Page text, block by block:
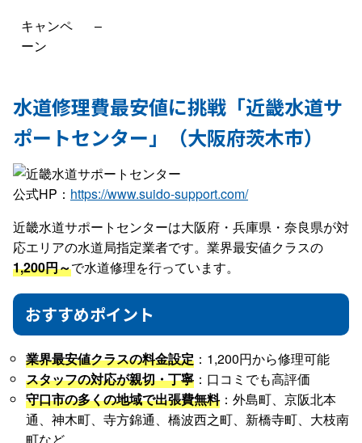
キャンペ
ーン
–
水道修理費最安値に挑戦「近畿水道サ
ポートセンター」（大阪府茨木市）
公式HP： https://www.suido-support.com/
近畿水道サポートセンターは大阪府・兵庫県・奈良県が対
応エリアの水道局指定業者です。業界最安値クラスの
1,200円～で水道修理を行っています。
おすすめポイント
業界最安値クラスの料金設定 ：1,200円から修理可能
スタッフの対応が親切・丁寧 ：口コミでも高評価
守口市の多くの地域で出張費無料：外島町、京阪北本
通、神木町、寺方錦通、橋波西之町、新橋寺町、大枝南
町など